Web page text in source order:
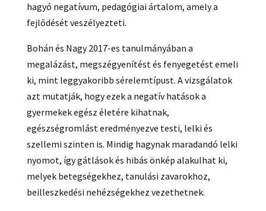
hagyó negatívum, pedagógiai ártalom, amely a
fejlődését veszélyezteti.
Bohán és Nagy 2017-es tanulmányában a
megalázást, megszégyenítést és fenyegetést emeli
ki, mint leggyakoribb sérelemtípust. A vizsgálatok
azt mutatják, hogy ezek a negatív hatások a
gyermekek egész életére kihatnak,
egészségromlást eredményezve testi, lelki és
szellemi szinten is. Mindig hagynak maradandó lelki
nyomot, így gátlások és hibás önkép alakulhat ki,
melyek betegségekhez, tanulási zavarokhoz,
beilleszkedési nehézségekhez vezethetnek.